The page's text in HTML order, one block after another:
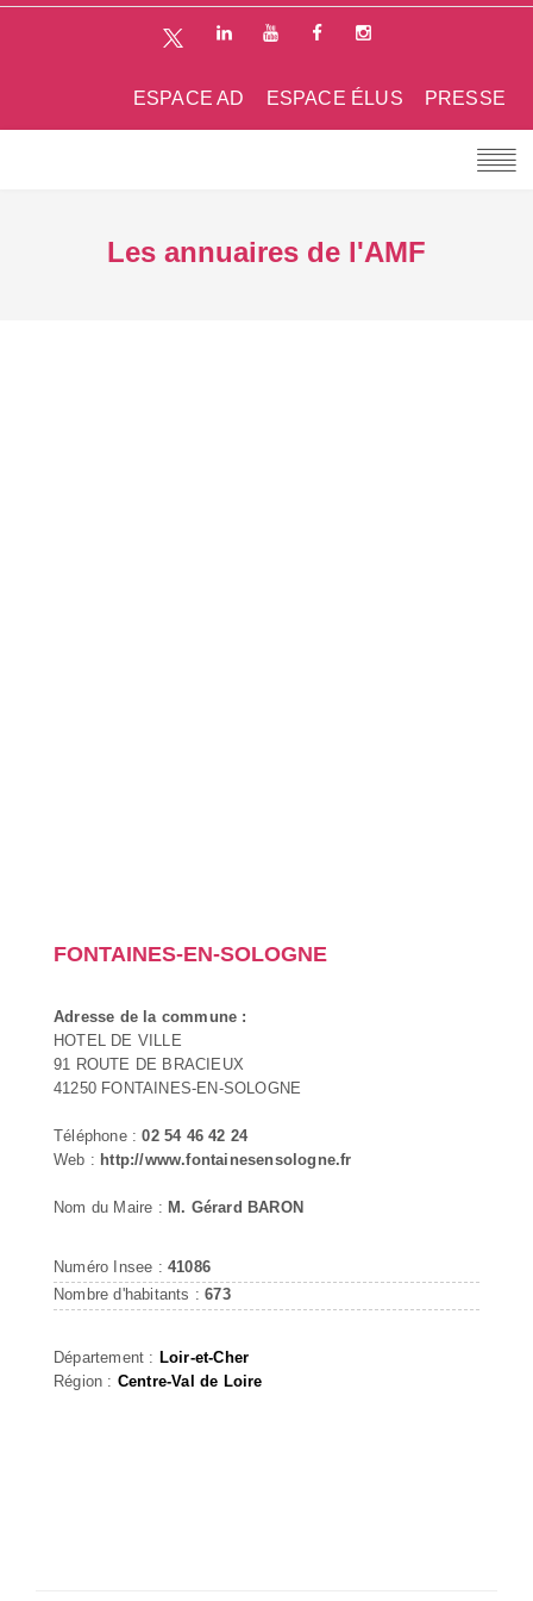
PRESSE
ESPACE ÉLUS
ESPACE AD
Les annuaires de l'AMF
FONTAINES-EN-SOLOGNE
Adresse de la commune :
HOTEL DE VILLE
91 ROUTE DE BRACIEUX
41250 FONTAINES-EN-SOLOGNE
Téléphone :02 54 46 42 24
Web : http://www.fontainesensologne.fr
Nom du Maire : M. Gérard BARON
Numéro Insee : 41086
Nombre d'habitants :673
Département : Loir-et-Cher
Région : Centre-Val de Loire